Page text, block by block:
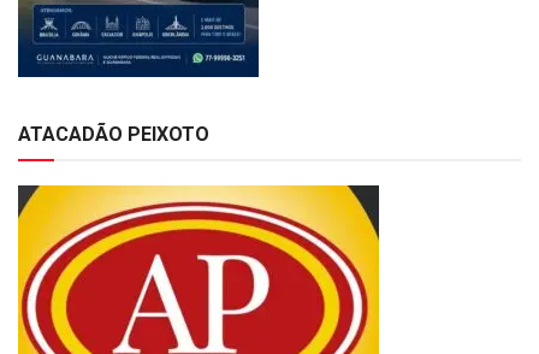
ATACADÃO PEIXOTO